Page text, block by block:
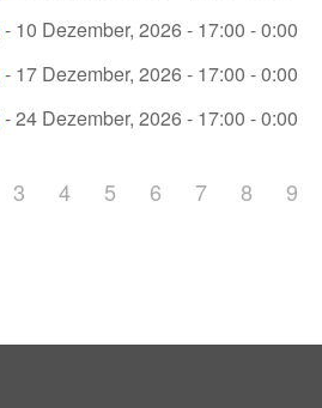
- 10 Dezember, 2026 - 17:00 - 0:00
- 17 Dezember, 2026 - 17:00 - 0:00
- 24 Dezember, 2026 - 17:00 - 0:00
3 4 5 6 7 8 9